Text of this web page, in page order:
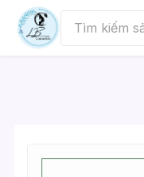
Skip
content